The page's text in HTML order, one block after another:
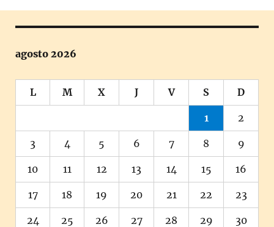
agosto 2026
L M X J V S D
1 2
3 4 5 6 7 8 9
10 11 12 13 14 15 16
17 18 19 20 21 22 23
24 25 26 27 28 29 30